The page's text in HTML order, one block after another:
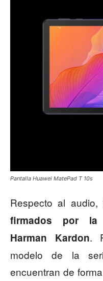
Pantalla Huawei MatePad T 10s
Respecto al audio,
firmados por la
Harman Kardon.
modelo de la
encuentran de